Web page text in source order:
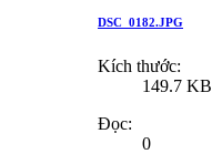
DSC_0182.JPG
Kích thước:
149.7 KB
Đọc:
0